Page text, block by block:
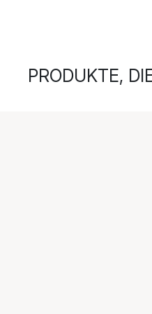
PRODUKTE,